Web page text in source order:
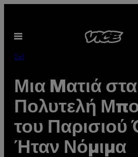
περιεχόμενο
Ανοίξτε
Σεξ
Μια Mατιά στα
Πολυτελή
του Παρισιού
Ήταν Νόμιμα